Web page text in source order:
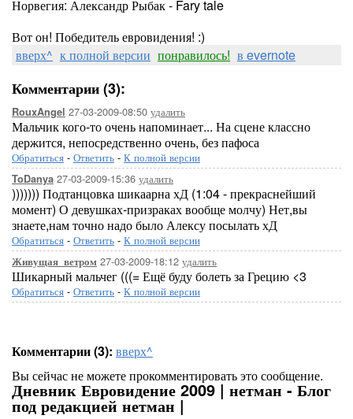
Норвегия: Александр Рыбак - Fary tale
Вот он! Победитель евровидения! :)
вверх^ к полной версии понравилось! в evernote
Комментарии (3):
RouxAngel 27-03-2009-08:50 удалить
Мальчик кого-то очень напоминает... На сцене классно
держится, непосредственно очень, без пафоса
Обратиться - Ответить - К полной версии
ToDanya 27-03-2009-15:36 удалить
))))))) Подтанцовка шикаарна хД (1:04 - прекраснейший
момент) О девушках-призраках вообще молчу) Нет,вы
знаете,нам точно надо было Алексу посылать хД
Обратиться - Ответить - К полной версии
Живущая_ветром 27-03-2009-18:12 удалить
Шикарный мальчег (((= Ещё буду болеть за Грецию <3
Обратиться - Ответить - К полной версии
Комментарии (3): вверх^
Вы сейчас не можете прокомментировать это сообщение.
Дневник Евровидение 2009 | нетман - Блог
под редакцией нетман |